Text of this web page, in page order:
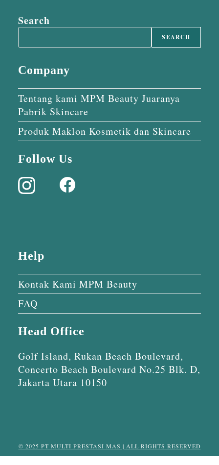
Search
SEARCH
Company
Tentang kami MPM Beauty Juaranya
Pabrik Skincare
Produk Maklon Kosmetik dan Skincare
Follow Us
Help
Kontak Kami MPM Beauty
FAQ
Head Office
Golf Island, Rukan Beach Boulevard,
Concerto Beach Boulevard No.25 Blk. D,
Jakarta Utara 10150
© 2025 PT MULTI PRESTASI MAS | ALL RIGHTS RESERVED